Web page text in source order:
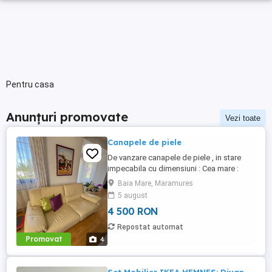
Pentru casa
Anunțuri promovate Vezi toate
Promovat 4
Canapele de piele
De vanzare canapele de piele , in stare
impecabila cu dimensiuni : Cea mare :
202x92cm 3 locuri , cea mica : 162x92 cm
cu 2 locuri pret usor negociabil 4500 lei
pentru orice alta nelamuriri puteti suna :
luni-vineri intre orele 8-16
Baia Mare, Maramures
5 august
4 500 RON
Repostat automat